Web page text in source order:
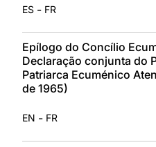
ES - FR
Epílogo do Concílio
Declaração conjunta do
Patriarca Ecuménico
de 1965)
EN - FR